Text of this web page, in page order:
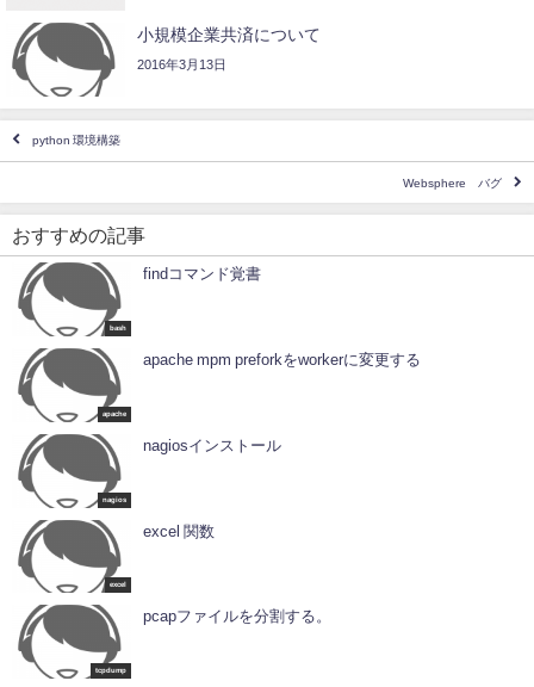
小規模企業共済について
2016年3月13日
python 環境構築
Websphere バグ
おすすめの記事
bash
findコマンド覚書
apache
apache mpm preforkをworkerに変更する
nagios
nagiosインストール
excel
excel 関数
tcpdump
pcapファイルを分割する。